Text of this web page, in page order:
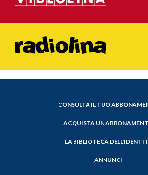
CONSULTA IL TUO
ACQUISTA UN
LA BIBLIOTECA
ANNUNCI